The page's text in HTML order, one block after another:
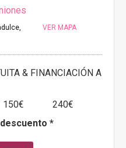
VER MAPA
& FINANCIACIÓN A
150€
240€
*